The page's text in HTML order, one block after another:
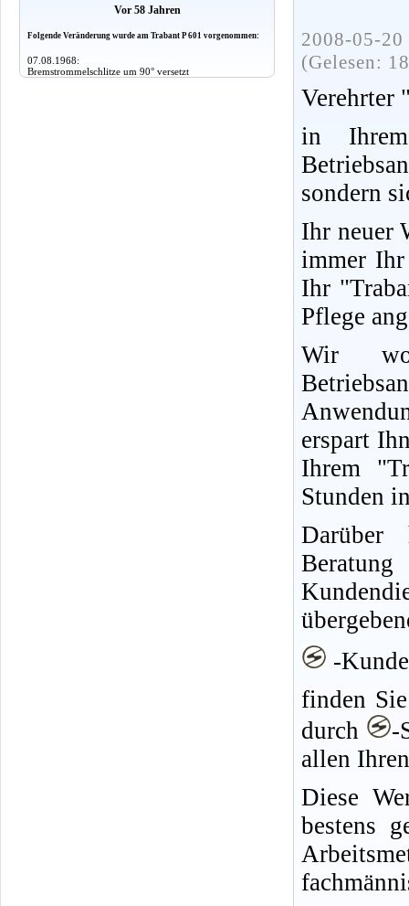
Vor 58 Jahren
Folgende Veränderung wurde am Trabant P 601 vorgenommen:
07.08.1968:
Bremstrommelschlitze um 90° versetzt
2008-05-
(Gelesen:
Verehrter
in
sondern
Ihr neuer
immer Ihr
Ihr
Pflege
Wir
erspart
Ihrem
Stunden
Darüber
-
finden
durch
-
allen
Diese
bestens